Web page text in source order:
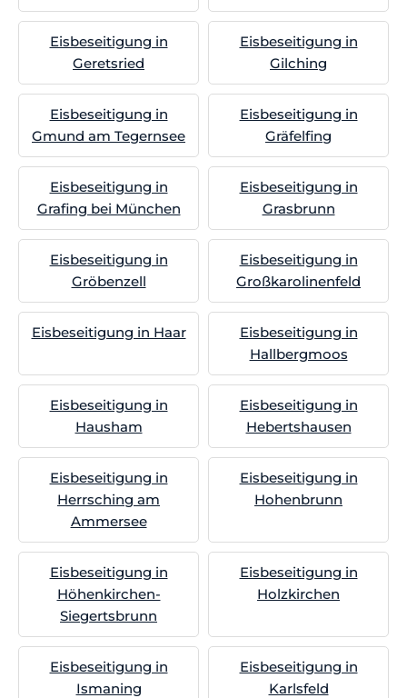
Eisbeseitigung in
Geretsried
Eisbeseitigung in
Gilching
Eisbeseitigung in
Gmund am Tegernsee
Eisbeseitigung in
Gräfelfing
Eisbeseitigung in
Grafing bei München
Eisbeseitigung in
Grasbrunn
Eisbeseitigung in
Gröbenzell
Eisbeseitigung in
Großkarolinenfeld
Eisbeseitigung in Haar
Eisbeseitigung in
Hallbergmoos
Eisbeseitigung in
Hausham
Eisbeseitigung in
Hebertshausen
Eisbeseitigung in
Herrsching am
Ammersee
Eisbeseitigung in
Hohenbrunn
Eisbeseitigung in
Höhenkirchen-
Siegertsbrunn
Eisbeseitigung in
Holzkirchen
Eisbeseitigung in
Ismaning
Eisbeseitigung in
Karlsfeld